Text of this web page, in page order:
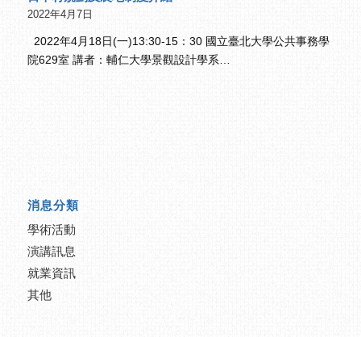
2022年4月7日
2022年4月18日(一)13:30-15：30 國立臺北大學公共事務學
院629室 講者：輔仁大學景觀設計學系…
消息分類
學術活動
演講訊息
就業資訊
其他